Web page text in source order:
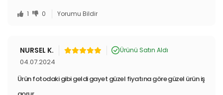
1 0 Yorumu Bildir
NURSEL K. Ürünü Satın Aldı
04.07.2024
Ürün fotodaki gibi geldi gayet güzel fiyatına göre güzel ürün iş